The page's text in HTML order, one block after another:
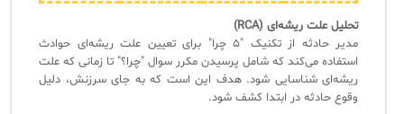
تحلیل علت ریشه‌ای (RCA)
مدیر حادثه از تکنیک "۵ چرا" برای تعیین علت ریشه‌ای حوادث
استفاده می‌کند که شامل پرسیدن مکرر سوال "چرا؟" تا زمانی که علت
ریشه‌ای شناسایی شود. هدف این است که به جای سرزنش، دلیل
وقوع حادثه در ابتدا کشف شود.